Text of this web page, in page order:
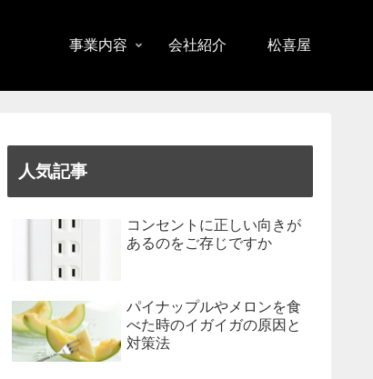
事業内容 会社紹介 松喜屋
人気記事
コンセントに正しい向きが
あるのをご存じですか
パイナップルやメロンを食
べた時のイガイガの原因と
対策法